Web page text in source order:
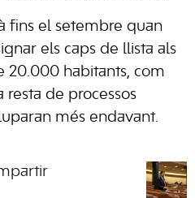
fins el setembre quan
els caps de llista als
20.000 habitants, com
resta de processos
més endavant.